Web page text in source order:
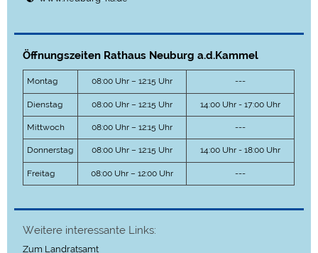
Öffnungszeiten Rathaus Neuburg a.d.Kammel
Montag 08:00 Uhr – 12:15 Uhr ---
Dienstag 08:00 Uhr – 12:15 Uhr 14:00 Uhr - 17:00 Uhr
Mittwoch 08:00 Uhr – 12:15 Uhr ---
Donnerstag 08:00 Uhr – 12:15 Uhr 14:00 Uhr - 18:00 Uhr
Freitag 08:00 Uhr – 12:00 Uhr ---
Weitere interessante Links:
Zum Landratsamt